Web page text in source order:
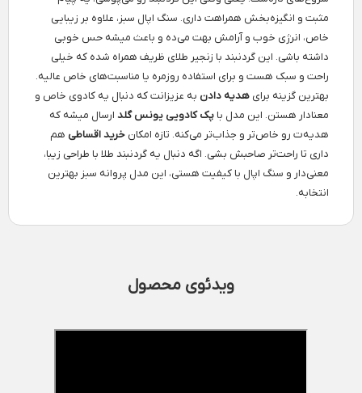
مثبت و انگیزه‌بخش همراهت داری. سنگ اپال سبز، علاوه بر زیبایی
خاص، انرژی خوب و آرامش بهت می‌ده و باعث میشه حس خوبی
داشته باشی. این گردنبند با زنجیر طلای ظریف همراه شده که خیلی
راحت و سبک هست و برای استفاده روزمره یا مناسبت‌های خاص عالیه.
بهترین گزینه برای هدیه دادن به عزیزانت که دنبال یه کادوی خاص و
معنادار هستن. این مدل با پک کادویی یونس گلد ارسال میشه که
هدیه‌ت رو خاص‌تر و جذاب‌تر می‌کنه. تازه امکان خرید اقساطی هم
داری تا راحت‌تر صاحبش بشی. اگه دنبال یه گردنبند طلا با طراحی زیبا،
معنی‌دار و سنگ اپال با کیفیت هستی، این مدل پروانه سبز بهترین
انتخابه.
ویدئوی محصول